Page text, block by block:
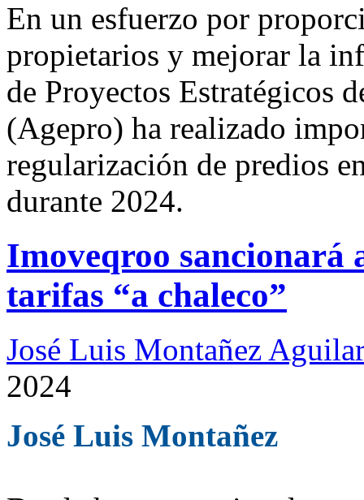
En un esfuerzo por
propietarios y mejorar la
de Proyectos Estratégicos
(Agepro) ha realizado
regularización de predios
durante 2024.
Imoveqroo sancionará
tarifas “a chaleco”
José Luis Montañez Aguilar
2024
José Luis Montañez